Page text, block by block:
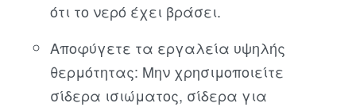
ότι το νερό έχει βράσει.
Αποφύγετε τα εργαλεία υψηλής
θερμότητας: Μην χρησιμοποιείτε
σίδερα ισιώματος, σίδερα για